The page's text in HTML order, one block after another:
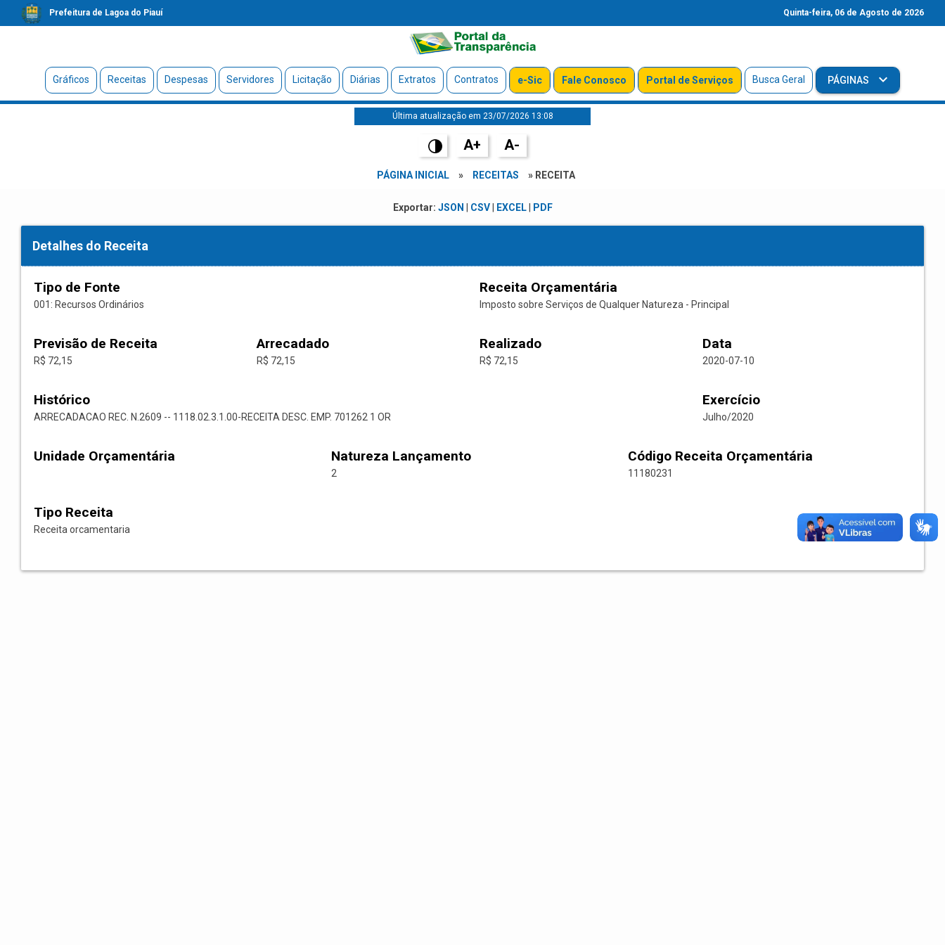
Prefeitura de Lagoa do Piauí Quinta-feira, 06 de Agosto de 2026
Gráficos Receitas Despesas Servidores Licitação Diárias Extratos Contratos e-Sic Fale Conosco Portal de Serviços Busca Geral PÁGINAS
Última atualização em 23/07/2026 13:08
A+ A-
PÁGINA INICIAL » RECEITAS » RECEITA
Exportar: JSON CSV| EXCEL| PDF
Detalhes do Receita
Tipo de Fonte
001: Recursos Ordinários
Receita Orçamentária
Imposto sobre Serviços de Qualquer Natureza - Principal
Previsão de Receita
R$ 72,15
Arrecadado
R$ 72,15
Realizado
R$ 72,15
Data
2020-07-10
Histórico
ARRECADACAO REC. N.2609 -- 1118.02.3.1.00-RECEITA DESC. EMP. 701262 1 OR
Exercício
Julho/2020
Unidade Orçamentária Natureza Lançamento
2
Código Receita Orçamentária
11180231
Tipo Receita
Receita orcamentaria